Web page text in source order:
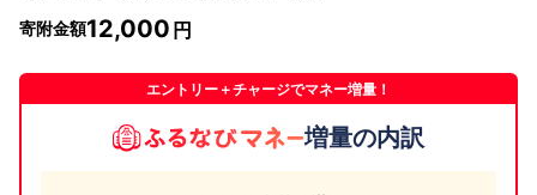
寄附金額12,000
エントリー＋チャージでマネー増量！
増量の内訳